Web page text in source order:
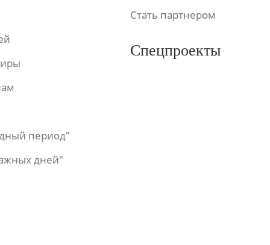
период"
дней"
Стать партнером
Спецпроекты